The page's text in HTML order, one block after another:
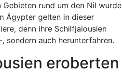
rund um den Nil wurde
Ägypter gelten in dieser
denn ihre Schilfjalousien
sondern auch herunterfahren.
eroberten